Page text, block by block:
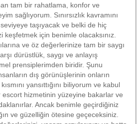
tam bir rahatlama, konfor ve
sağlıyorum. Sınırsızlık kavramını
taşıyacak ve belki de hiç
keşfetmek için benimle olacaksınız.
ve öz değerlerinize tam bir saygı
dürüstlük, saygı ve anlayış
prensiplerimden biridir. Şunu
dış görünüşlerinin onların
yansıttığını biliyorum ve kabul
escort hizmetinin yüzeyine bakarlar ve
Ancak benimle geçirdiğiniz
ve güzelliğin ötesine geçeceksiniz.